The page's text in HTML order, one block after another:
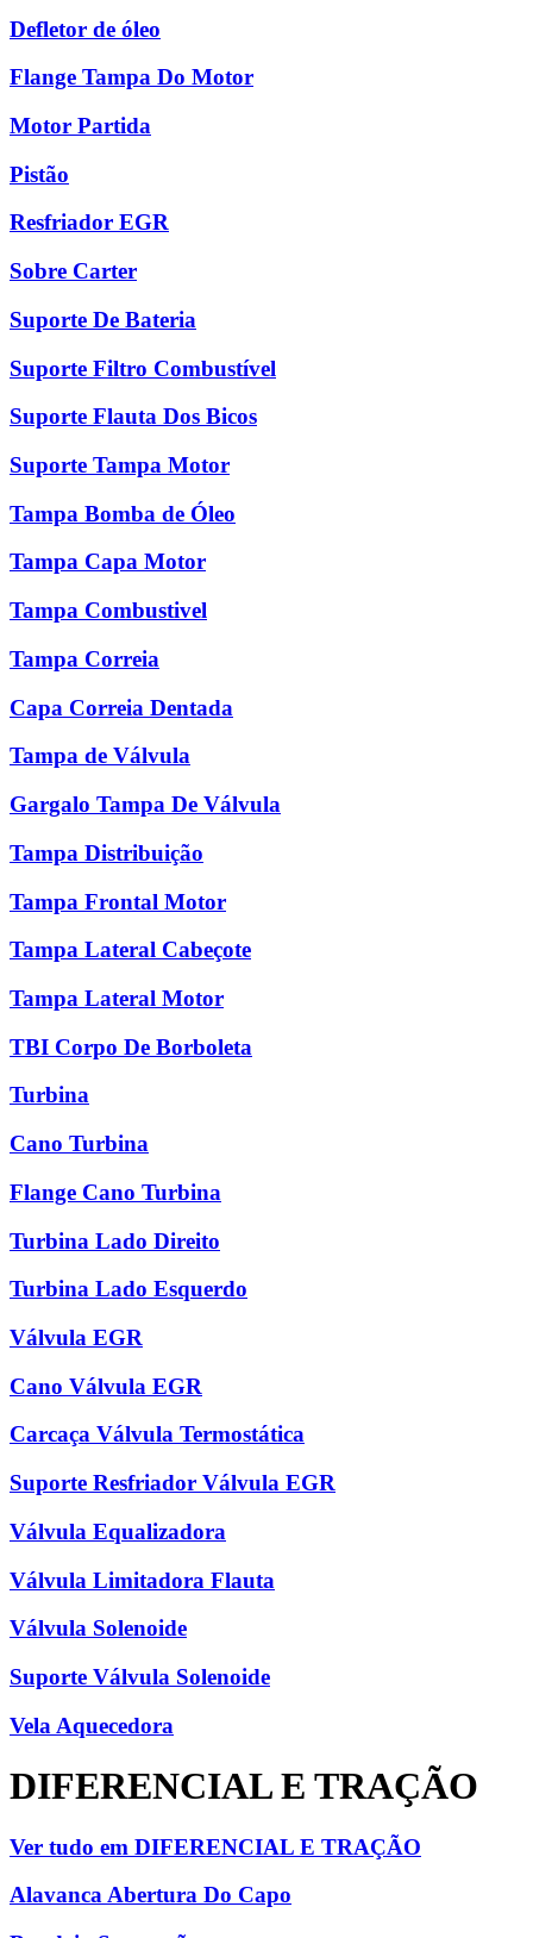
Defletor de óleo
Flange Tampa Do Motor
Motor Partida
Pistão
Resfriador EGR
Sobre Carter
Suporte De Bateria
Suporte Filtro Combustível
Suporte Flauta Dos Bicos
Suporte Tampa Motor
Tampa Bomba de Óleo
Tampa Capa Motor
Tampa Combustivel
Tampa Correia
Capa Correia Dentada
Tampa de Válvula
Gargalo Tampa De Válvula
Tampa Distribuição
Tampa Frontal Motor
Tampa Lateral Cabeçote
Tampa Lateral Motor
TBI Corpo De Borboleta
Turbina
Cano Turbina
Flange Cano Turbina
Turbina Lado Direito
Turbina Lado Esquerdo
Válvula EGR
Cano Válvula EGR
Carcaça Válvula Termostática
Suporte Resfriador Válvula EGR
Válvula Equalizadora
Válvula Limitadora Flauta
Válvula Solenoide
Suporte Válvula Solenoide
Vela Aquecedora
DIFERENCIAL E TRAÇÃO
Ver tudo em DIFERENCIAL E TRAÇÃO
Alavanca Abertura Do Capo